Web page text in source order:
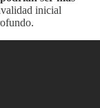
inicial